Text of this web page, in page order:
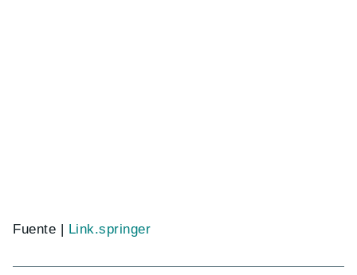
Fuente | Link.springer